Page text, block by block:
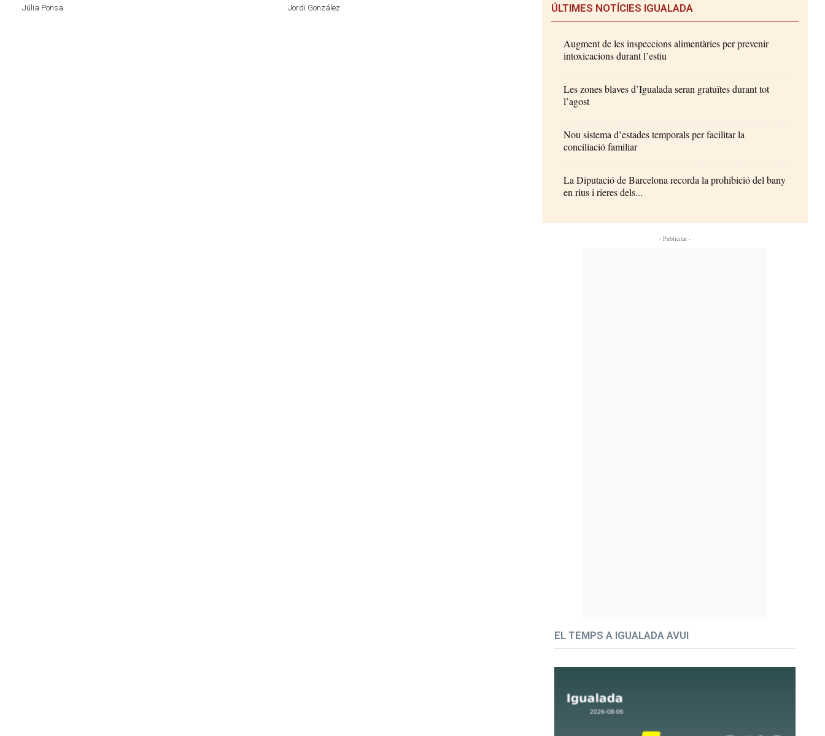
Júlia Ponsa Jordi González ÚLTIMES NOTÍCIES IGUALADA
Augment de les inspeccions alimentàries per prevenir
intoxicacions durant l’estiu
Les zones blaves d’Igualada seran gratuïtes durant tot
l’agost
Nou sistema d’estades temporals per facilitar la
conciliació familiar
La Diputació de Barcelona recorda la prohibició del bany
en rius i rieres dels...
- Publicitat -
EL TEMPS A IGUALADA AVUI